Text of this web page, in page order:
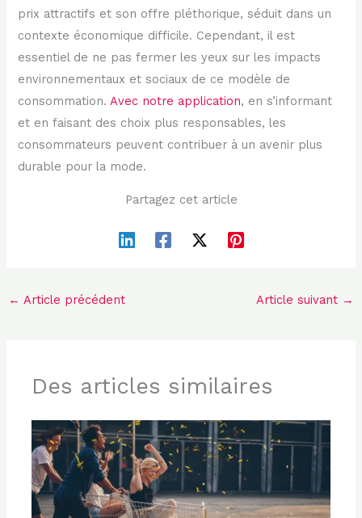
prix attractifs et son offre pléthorique, séduit dans un
contexte économique difficile. Cependant, il est
essentiel de ne pas fermer les yeux sur les impacts
environnementaux et sociaux de ce modèle de
consommation. Avec notre application, en s’informant
et en faisant des choix plus responsables, les
consommateurs peuvent contribuer à un avenir plus
durable pour la mode.
Partagez cet article
← Article précédent Article suivant →
Des articles similaires